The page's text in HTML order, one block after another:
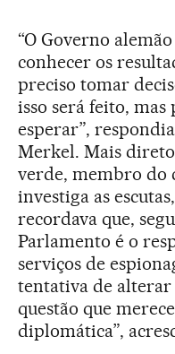
“O Governo
conhecer os
preciso tomar
isso será feito,
esperar”,
Merkel. Mais
verde, membro do
investiga as
recordava que,
Parlamento é o
serviços de
tentativa de alterar
questão que
diplomática”,